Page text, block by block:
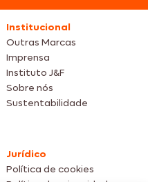
Institucional
Outras Marcas
Imprensa
Instituto J&F
Sobre nós
Sustentabilidade
Jurídico
Política de cookies